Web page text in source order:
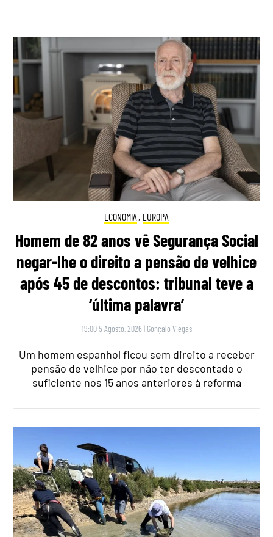
ECONOMIA , EUROPA
Homem de 82 anos vê Segurança Social
negar-lhe o direito a pensão de velhice
após 45 de descontos: tribunal teve a
‘última palavra’
19:00 5 Agosto, 2026 | Gonçalo Viegas
Um homem espanhol ficou sem direito a receber
pensão de velhice por não ter descontado o
suficiente nos 15 anos anteriores à reforma